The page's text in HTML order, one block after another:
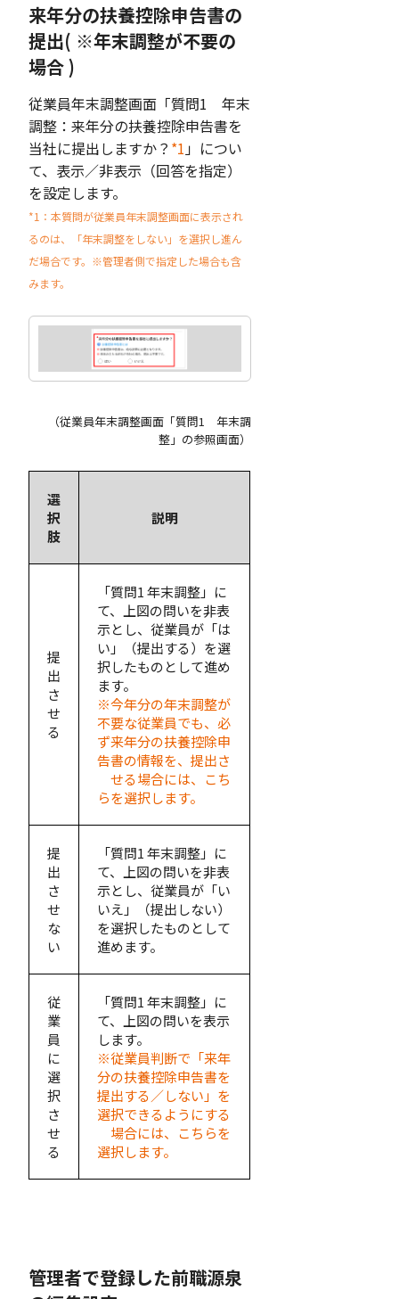
来年分の扶養控除申告書の
提出( ※年末調整が不要の
場合 )
従業員年末調整画面「質問1 年末
調整：来年分の扶養控除申告書を
当社に提出しますか？ *1 」につい
て、表示／非表示（回答を指定）
を設定します。
*1：本質問が従業員年末調整画面に表示され
るのは、「年末調整をしない」を選択し進ん
だ場合です。※管理者側で指定した場合も含
みます。
（従業員年末調整画面「質問1 年末調
整」の参照画面）
選
択
肢
説明
提
出
さ
せ
る
「質問1 年末調整」に
て、上図の問いを非表
示とし、従業員が「は
い」（提出する）を選
択したものとして進め
ます。
※今年分の年末調整が
不要な従業員でも、必
ず来年分の扶養控除申
告書の情報を、提出さ
せる場合には、こち
らを選択します。
提
出
さ
せ
な
い
「質問1 年末調整」に
て、上図の問いを非表
示とし、従業員が「い
いえ」（提出しない）
を選択したものとして
進めます。
従
業
員
に
選
択
さ
せ
る
「質問1 年末調整」に
て、上図の問いを表示
します。
※従業員判断で「来年
分の扶養控除申告書を
提出する／しない」を
選択できるようにする
場合には、こちらを
選択します。
管理者で登録した前職源泉